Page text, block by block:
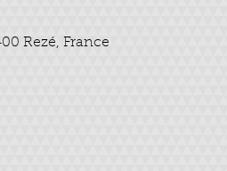
Rezé, France